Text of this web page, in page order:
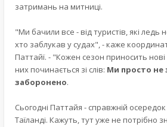
затримань на митниці.
"Ми бачили все - від туристів, які ледь
хто заблукав у судах", - каже
Паттайї. - "Кожен сезон приносить нові
них починається зі слів: Ми просто не
заборонено.
Сьогодні Паттайя - справжній осередок
Таїланді. Кажуть, тут уже не потрібно